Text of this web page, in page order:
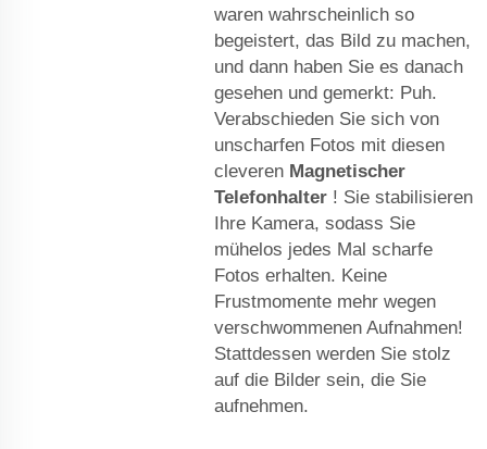
waren wahrscheinlich so
begeistert, das Bild zu machen,
und dann haben Sie es danach
gesehen und gemerkt: Puh.
Verabschieden Sie sich von
unscharfen Fotos mit diesen
cleveren Magnetischer
Telefonhalter ! Sie stabilisieren
Ihre Kamera, sodass Sie
mühelos jedes Mal scharfe
Fotos erhalten. Keine
Frustmomente mehr wegen
verschwommenen Aufnahmen!
Stattdessen werden Sie stolz
auf die Bilder sein, die Sie
aufnehmen.